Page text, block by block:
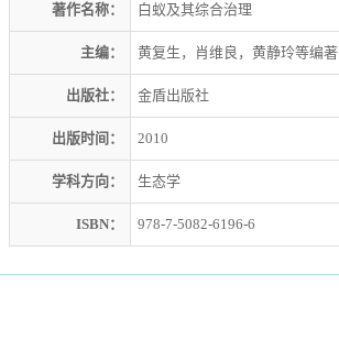
著作名称： 白蚁及其综合治理
主编： 黄复生，肖维良，黄静玲等编著
出版社： 金盾出版社
出版时间： 2010
学科方向： 生态学
ISBN： 978-7-5082-6196-6